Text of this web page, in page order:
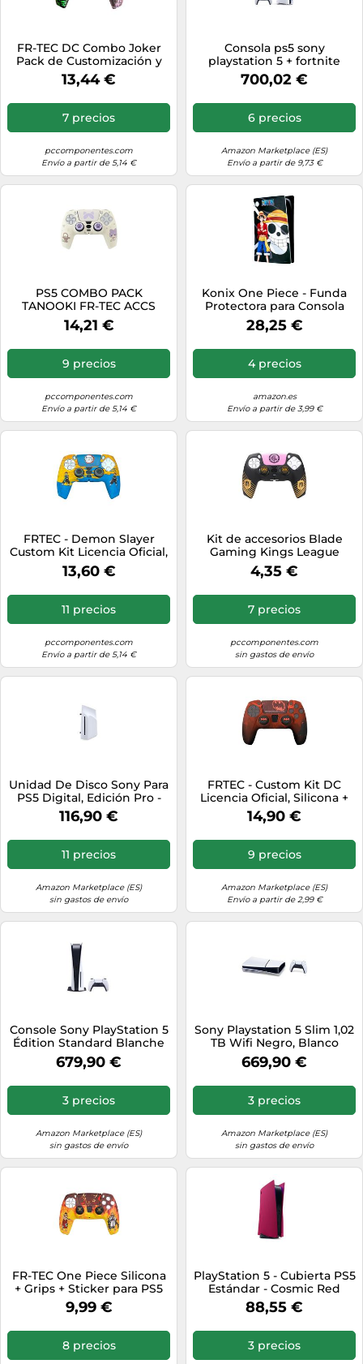
FR-TEC DC Combo Joker
Pack de Customización y
Protección Completo para
Mandos PS5
13,44 €
7 precios
pccomponentes.com
Envío a partir de 5,14 €
Consola ps5 sony
playstation 5 + fortnite
700,02 €
6 precios
Amazon Marketplace (ES)
Envío a partir de 9,73 €
PS5 COMBO PACK
TANOOKI FR-TEC ACCS
14,21 €
9 precios
pccomponentes.com
Envío a partir de 5,14 €
Konix One Piece - Funda
Protectora para Consola
PS5 (Silicona, antigolpes,
Resistente a los arañazos),
Negro
28,25 €
4 precios
amazon.es
Envío a partir de 3,99 €
FRTEC - Demon Slayer
Custom Kit Licencia Oficial,
Carcasa Rígida + Grips +
Sticker Touchpad para
13,60 €
11 precios
pccomponentes.com
Envío a partir de 5,14 €
Kit de accesorios Blade
Gaming Kings League
Combo Pack para PS5
customización premium
4,35 €
7 precios
pccomponentes.com
sin gastos de envío
Unidad De Disco Sony Para
PS5 Digital, Edición Pro -
Nueva
116,90 €
11 precios
Amazon Marketplace (ES)
sin gastos de envío
FRTEC - Custom Kit DC
Licencia Oficial, Silicona +
Grips + Sticker Touchpad
Compatible con
14,90 €
9 precios
Amazon Marketplace (ES)
Envío a partir de 2,99 €
Console Sony PlayStation 5
Édition Standard Blanche
679,90 €
3 precios
Amazon Marketplace (ES)
sin gastos de envío
Sony Playstation 5 Slim 1,02
TB Wifi Negro, Blanco
669,90 €
3 precios
Amazon Marketplace (ES)
sin gastos de envío
FR-TEC One Piece Silicona
+ Grips + Sticker para PS5
9,99 €
8 precios
PlayStation 5 - Cubierta PS5
Estándar - Cosmic Red
88,55 €
3 precios